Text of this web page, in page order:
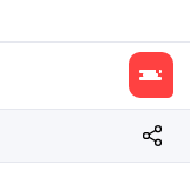
모바일메